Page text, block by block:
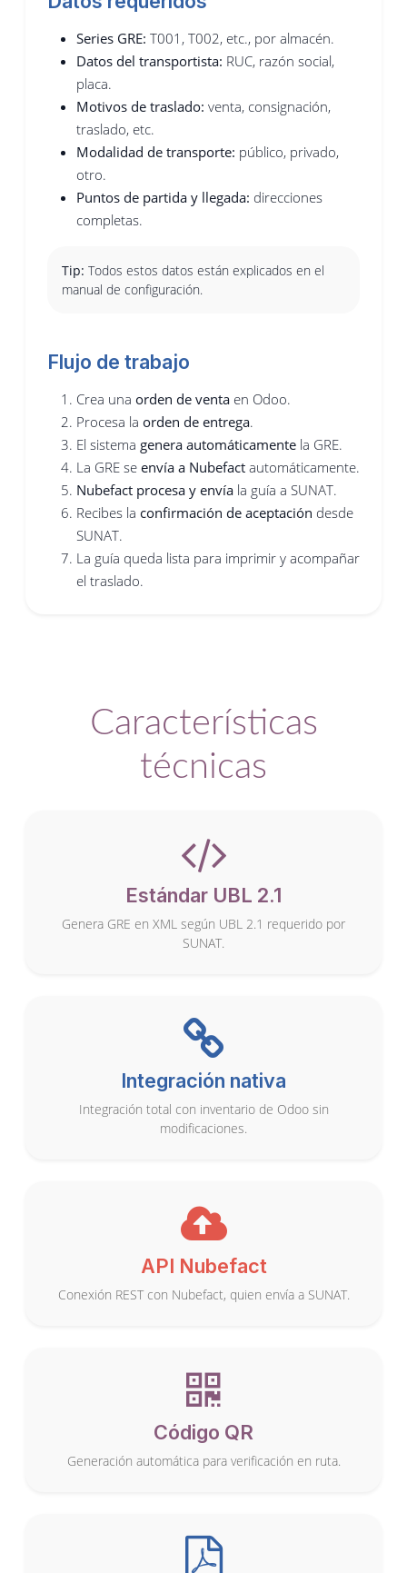
Series GRE: T001, T002, etc., por almacén.
Datos del transportista: RUC, razón social,
placa.
Motivos de traslado: venta, consignación,
traslado, etc.
Modalidad de transporte: público, privado,
otro.
Puntos de partida y llegada: direcciones
completas.
Tip: Todos estos datos están explicados en el
manual de configuración.
Flujo de trabajo
Crea una orden de venta en Odoo.
Procesa la orden de entrega.
El sistema genera automáticamente la GRE.
La GRE se envía a Nubefact automáticamente.
Nubefact procesa y envía la guía a SUNAT.
Recibes la confirmación de aceptación desde
SUNAT.
La guía queda lista para imprimir y acompañar
el traslado.
Características
técnicas
Estándar UBL 2.1
Genera GRE en XML según UBL 2.1 requerido por
SUNAT.
Integración nativa
Integración total con inventario de Odoo sin
modificaciones.
API Nubefact
Conexión REST con Nubefact, quien envía a SUNAT.
Código QR
Generación automática para verificación en ruta.